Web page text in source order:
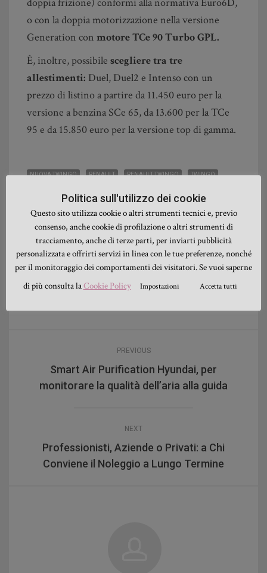
o con la doppia motorizzazione nella versione
Generation con motore TCe 90 Turbo GPL.
È, inoltre, possibile scegliere tra tre
allestimenti: Duel, Duel2 e Intenso con un
prezzo di listino a partire da 11.450 euro per la
versione a benzina SCe 65, da 13.600 per la TCe
95 e da 15.850 euro per la versione top di gamma.
NUOVA TWINGO RENAULT RENAULT TWINGO TWINGO
SHARE THIS:
PREVIOUS
Smart Air Purification Hyundai, per
monitorare la qualità dell’aria alla guida
NEXT
Professionisti, Aziende o Privati: a Chi
Conviene il Noleggio a Lungo Termine
Politica sull'utilizzo dei cookie
Questo sito utilizza cookie o altri strumenti tecnici e, previo
consenso, anche cookie di profilazione o altri strumenti di
tracciamento, anche di terze parti, per inviarti pubblicità
personalizzata e offrirti servizi in linea con le tue preferenze, nonché
per il monitoraggio dei comportamenti dei visitatori. Se vuoi saperne
di più consulta laCookie Policy Impostazioni Accetta tutti